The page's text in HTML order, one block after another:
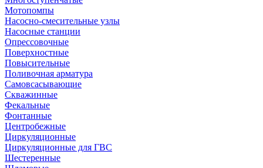
Мотопомпы
Насосно-смесительные узлы
Насосные станции
Опрессовочные
Поверхностные
Повысительные
Поливочная арматура
Самовсасывающие
Скважинные
Фекальные
Фонтанные
Центробежные
Циркуляционные
Циркуляционные для ГВС
Шестеренные